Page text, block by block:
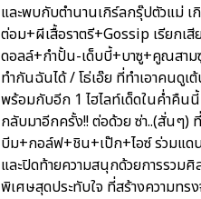
และพบกับตำนานเกิร์ลกรุ๊ปตัวแม่
ต่อม+ผีเสื้อราตรี+Gossip เรียกเ
ดอลล์+กำปั้น-เด็บบี้+บาซู+คูณสาม
ทำกันฉันได้ / โธ่เอ๊ย ที่ทำเอาคนดู
พร้อมกับอีก 1 ไฮไลท์เด็ดในค่ำคืน
กลับมาอีกครั้ง!! ต่อด้วย ซ่า..(สั่นๆ
บีม+กอล์ฟ+ชิน+เป๊ก+ไอซ์ ร่วมแ
และปิดท้ายความสนุกด้วยการรวม
พิเศษสุดประทับใจ ที่สร้างความทร